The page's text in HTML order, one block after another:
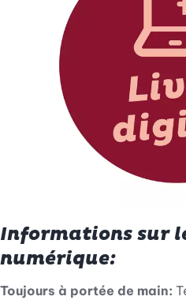
Informations sur
numérique:
Toujours à portée de main: